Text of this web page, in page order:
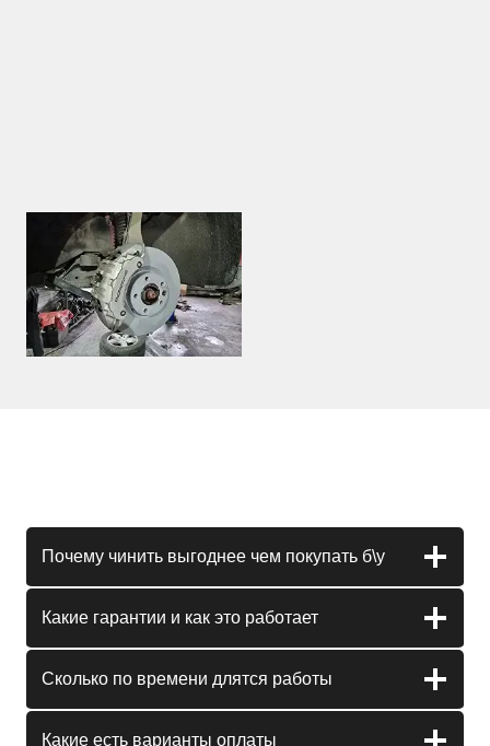
Почему чинить выгоднее чем покупать б\у
Какие гарантии и как это работает
Сколько по времени длятся работы
Какие есть варианты оплаты